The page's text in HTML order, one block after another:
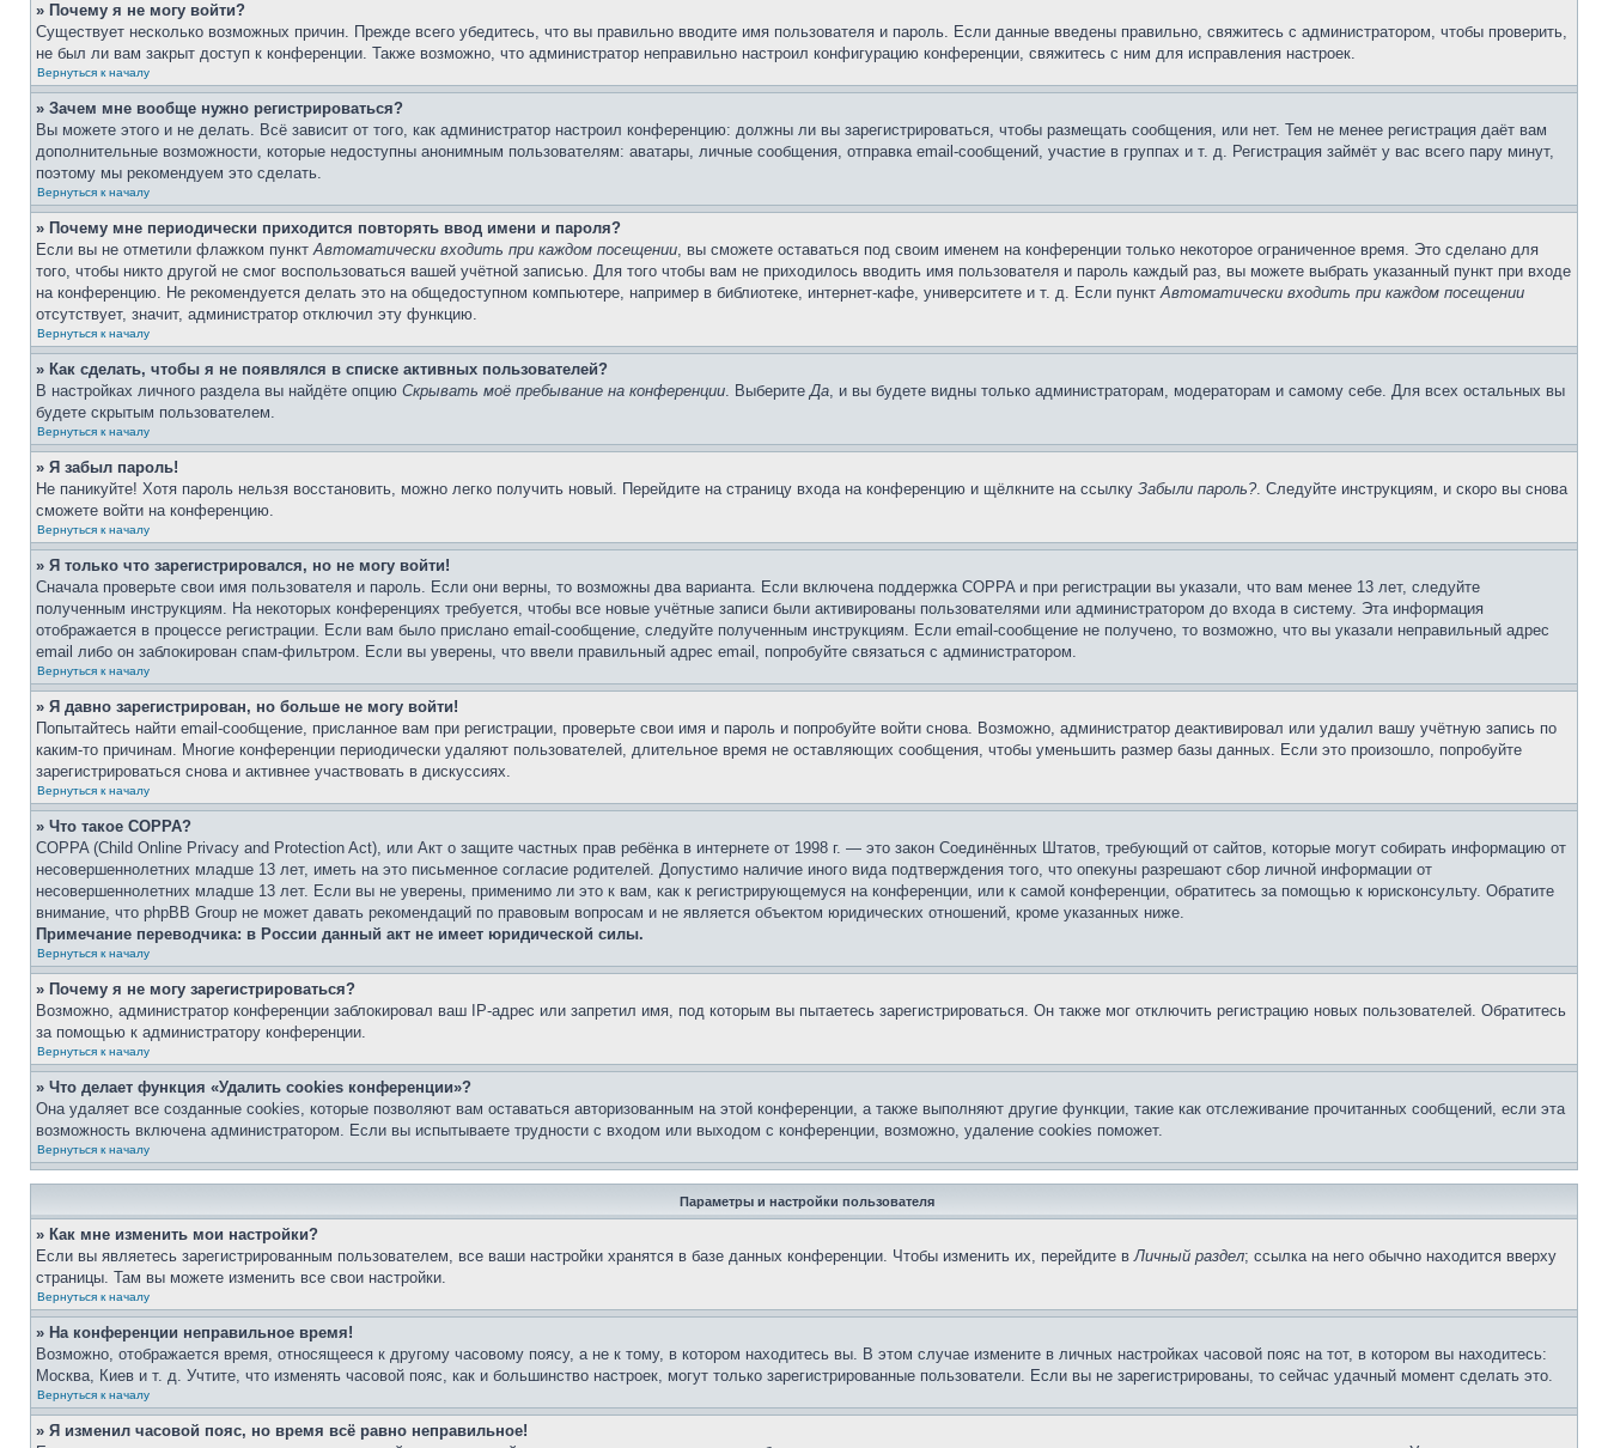
» Почему я не могу войти?
Существует несколько возможных причин. Прежде всего убедитесь, что вы правильно вводите имя пользователя и пароль. Если данные введены правильно, свяжитесь с администратором, чтобы проверить,
не был ли вам закрыт доступ к конференции. Также возможно, что администратор неправильно настроил конфигурацию конференции, свяжитесь с ним для исправления настроек.
Вернуться к началу
» Зачем мне вообще нужно регистрироваться?
Вы можете этого и не делать. Всё зависит от того, как администратор настроил конференцию: должны ли вы зарегистрироваться, чтобы размещать сообщения, или нет. Тем не менее регистрация даёт вам
дополнительные возможности, которые недоступны анонимным пользователям: аватары, личные сообщения, отправка email-сообщений, участие в группах и т. д. Регистрация займёт у вас всего пару минут,
поэтому мы рекомендуем это сделать.
Вернуться к началу
» Почему мне периодически приходится повторять ввод имени и пароля?
Если вы не отметили флажком пунктАвтоматически входить при каждом посещении, вы сможете оставаться под своим именем на конференции только некоторое ограниченное время. Это сделано для
того, чтобы никто другой не смог воспользоваться вашей учётной записью. Для того чтобы вам не приходилось вводить имя пользователя и пароль каждый раз, вы можете выбрать указанный пункт при входе
на конференцию. Не рекомендуется делать это на общедоступном компьютере, например в библиотеке, интернет-кафе, университете и т. д. Если пунктАвтоматически входить при каждом посещении
отсутствует, значит, администратор отключил эту функцию.
Вернуться к началу
» Как сделать, чтобы я не появлялся в списке активных пользователей?
В настройках личного раздела вы найдёте опцию Скрывать моё пребывание на конференции. ВыберитеДа, и вы будете видны только администраторам, модераторам и самому себе. Для всех остальных вы
будете скрытым пользователем.
Вернуться к началу
» Я забыл пароль!
Не паникуйте! Хотя пароль нельзя восстановить, можно легко получить новый. Перейдите на страницу входа на конференцию и щёлкните на ссылку Забыли пароль?. Следуйте инструкциям, и скоро вы снова
сможете войти на конференцию.
Вернуться к началу
» Я только что зарегистрировался, но не могу войти!
Сначала проверьте свои имя пользователя и пароль. Если они верны, то возможны два варианта. Если включена поддержка COPPA и при регистрации вы указали, что вам менее 13 лет, следуйте
полученным инструкциям. На некоторых конференциях требуется, чтобы все новые учётные записи были активированы пользователями или администратором до входа в систему. Эта информация
отображается в процессе регистрации. Если вам было прислано email-сообщение, следуйте полученным инструкциям. Если email-сообщение не получено, то возможно, что вы указали неправильный адрес
email либо он заблокирован спам-фильтром. Если вы уверены, что ввели правильный адрес email, попробуйте связаться с администратором.
Вернуться к началу
» Я давно зарегистрирован, но больше не могу войти!
Попытайтесь найти email-сообщение, присланное вам при регистрации, проверьте свои имя и пароль и попробуйте войти снова. Возможно, администратор деактивировал или удалил вашу учётную запись по
каким-то причинам. Многие конференции периодически удаляют пользователей, длительное время не оставляющих сообщения, чтобы уменьшить размер базы данных. Если это произошло, попробуйте
зарегистрироваться снова и активнее участвовать в дискуссиях.
Вернуться к началу
» Что такое COPPA?
COPPA (Child Online Privacy and Protection Act), или Акт о защите частных прав ребёнка в интернете от 1998 г. — это закон Соединённых Штатов, требующий от сайтов, которые могут собирать информацию от
несовершеннолетних младше 13 лет, иметь на это письменное согласие родителей. Допустимо наличие иного вида подтверждения того, что опекуны разрешают сбор личной информации от
несовершеннолетних младше 13 лет. Если вы не уверены, применимо ли это к вам, как к регистрирующемуся на конференции, или к самой конференции, обратитесь за помощью к юрисконсульту. Обратите
внимание, что phpBB Group не может давать рекомендаций по правовым вопросам и не является объектом юридических отношений, кроме указанных ниже.
Примечание переводчика: в России данный акт не имеет юридической силы.
Вернуться к началу
» Почему я не могу зарегистрироваться?
Возможно, администратор конференции заблокировал ваш IP-адрес или запретил имя, под которым вы пытаетесь зарегистрироваться. Он также мог отключить регистрацию новых пользователей. Обратитесь
за помощью к администратору конференции.
Вернуться к началу
» Что делает функция «Удалить cookies конференции»?
Она удаляет все созданные cookies, которые позволяют вам оставаться авторизованным на этой конференции, а также выполняют другие функции, такие как отслеживание прочитанных сообщений, если эта
возможность включена администратором. Если вы испытываете трудности с входом или выходом с конференции, возможно, удаление cookies поможет.
Вернуться к началу
Параметры и настройки пользователя
» Как мне изменить мои настройки?
Если вы являетесь зарегистрированным пользователем, все ваши настройки хранятся в базе данных конференции. Чтобы изменить их, перейдите вЛичный раздел; ссылка на него обычно находится вверху
страницы. Там вы можете изменить все свои настройки.
Вернуться к началу
» На конференции неправильное время!
Возможно, отображается время, относящееся к другому часовому поясу, а не к тому, в котором находитесь вы. В этом случае измените в личных настройках часовой пояс на тот, в котором вы находитесь:
Москва, Киев и т. д. Учтите, что изменять часовой пояс, как и большинство настроек, могут только зарегистрированные пользователи. Если вы не зарегистрированы, то сейчас удачный момент сделать это.
Вернуться к началу
» Я изменил часовой пояс, но время всё равно неправильное!